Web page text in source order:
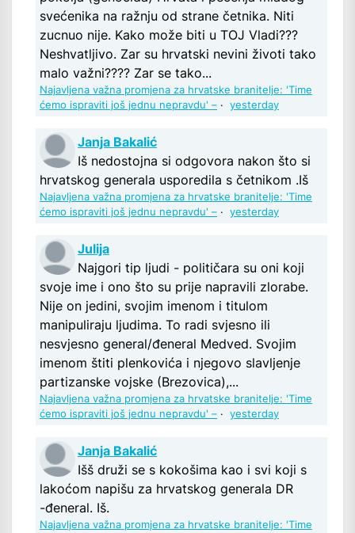
svećenika na ražnju od strane četnika. Niti
zucnuo nije. Kako može biti u TOJ Vladi???
Neshvatljivo. Zar su hrvatski nevini životi tako
malo važni???? Zar se tako...
Najavljena važna promjena za hrvatske branitelje: 'Time
ćemo ispraviti još jednu nepravdu' – · yesterday
Janja Bakalić
Iš nedostojna si odgovora nakon što si
hrvatskog generala usporedila s četnikom .Iš
Najavljena važna promjena za hrvatske branitelje: 'Time
ćemo ispraviti još jednu nepravdu' – · yesterday
Julija
Najgori tip ljudi - političara su oni koji
svoje ime i ono što su prije napravili zlorabe.
Nije on jedini, svojim imenom i titulom
manipuliraju ljudima. To radi svjesno ili
nesvjesno general/đeneral Medved. Svojim
imenom štiti plenkovića i njegovo slavljenje
partizanske vojske (Brezovica),...
Najavljena važna promjena za hrvatske branitelje: 'Time
ćemo ispraviti još jednu nepravdu' – · yesterday
Janja Bakalić
Išš druži se s kokošima kao i svi koji s
lakoćom napišu za hrvatskog generala DR
-đeneral. Iš.
Najavljena važna promjena za hrvatske branitelje: 'Time